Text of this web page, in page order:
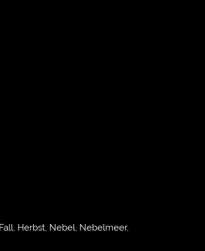
Herbst, Nebel, Nebelmeer,